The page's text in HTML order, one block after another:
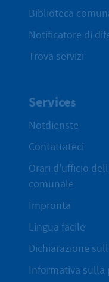
Biblioteca
Notificatore di
Trova servizi
Services
Notdienste
Contattateci
Orari d'ufficio
comunale
Impronta
Lingua facile
Dichiarazione
Informativa sulla